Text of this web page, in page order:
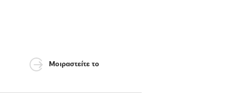
Μοιραστείτε το